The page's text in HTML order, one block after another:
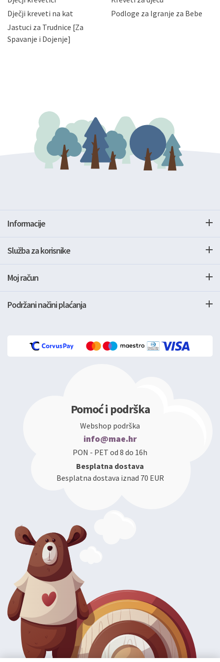
zatražiti prestanak aktivnosti obrade Vaših osobnih
podataka. Opoziv privole možete podnijeti poštom na
gore navedenu adresu ili e-mailom na adresu:
Dječji kreveti na kat
Podloge za Igranje za Bebe
Jastuci za Trudnice [Za
Spavanje i Dojenje]
Informacije
Služba za korisnike
Moj račun
Podržani načini plaćanja
Pomoć i podrška
Webshop podrška
info@mae.hr
PON - PET od 8 do 16h
Besplatna dostava
Besplatna dostava iznad 70 EUR